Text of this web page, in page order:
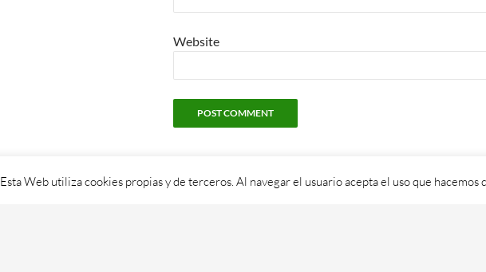
Website
Esta Web utiliza cookies propias y de terceros. Al navegar el usuario acepta el uso que hacemos